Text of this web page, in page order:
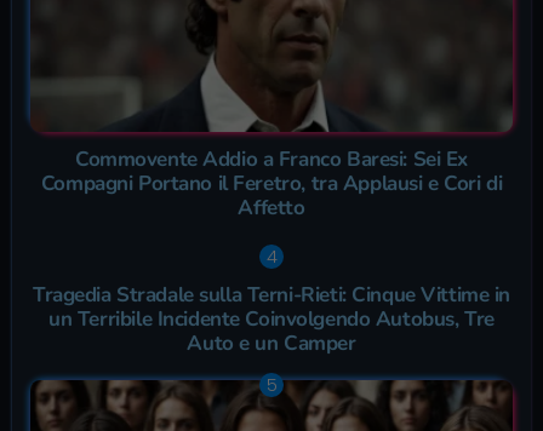
Commovente Addio a Franco Baresi: Sei Ex
Compagni Portano il Feretro, tra Applausi e Cori di
Affetto
Tragedia Stradale sulla Terni-Rieti: Cinque Vittime in
un Terribile Incidente Coinvolgendo Autobus, Tre
Auto e un Camper